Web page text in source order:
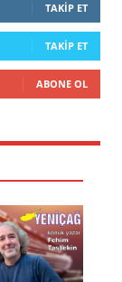
TAKIP ET
TAKIP ET
ABONE OL